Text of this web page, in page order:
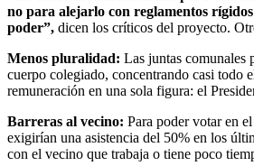
no para alejarlo con reglamentos
poder”, dicen los críticos del proyecto.
Menos pluralidad: Las juntas comunales
cuerpo colegiado, concentrando casi todo
remuneración en una sola figura: el
Barreras al vecino: Para poder votar en
exigirían una asistencia del 50% en los
con el vecino que trabaja o tiene poco